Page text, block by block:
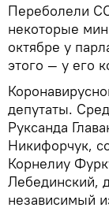
Переболели
некоторые
октябре у
этого — у его
депутаты.
Руксанда
Никифорчук,
Корнелиу
Лебединский,
независимый